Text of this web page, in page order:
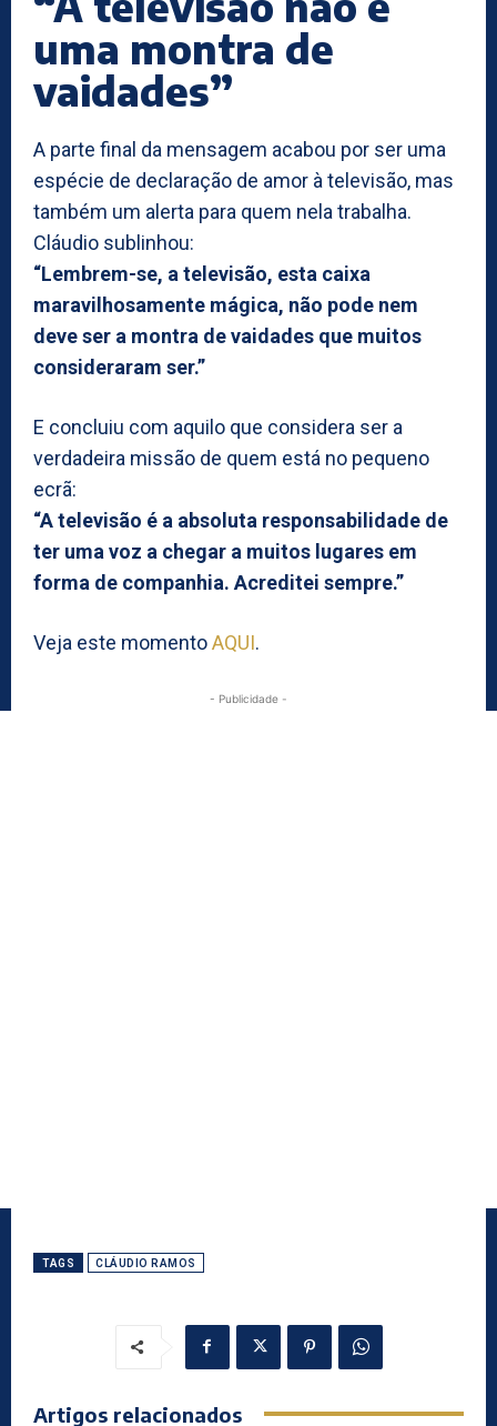
uma montra de
vaidades”
A parte final da mensagem acabou por ser uma
espécie de declaração de amor à televisão, mas
também um alerta para quem nela trabalha.
Cláudio sublinhou:
“Lembrem-se, a televisão, esta caixa
maravilhosamente mágica, não pode nem
deve ser a montra de vaidades que muitos
consideraram ser.”
E concluiu com aquilo que considera ser a
verdadeira missão de quem está no pequeno
ecrã:
“A televisão é a absoluta responsabilidade de
ter uma voz a chegar a muitos lugares em
forma de companhia. Acreditei sempre.”
Veja este momentoAQUI.
- Publicidade -
TAGS CLÁUDIO RAMOS
Artigos relacionados